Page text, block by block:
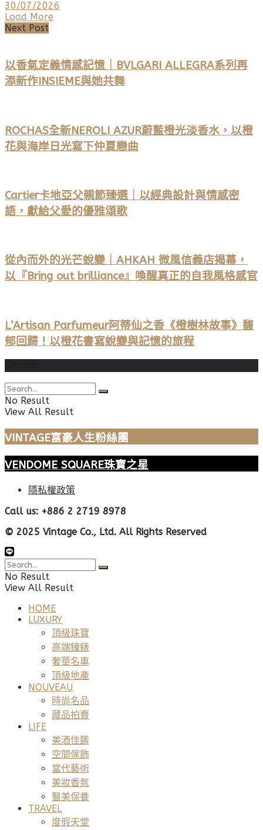
30/07/2026
Load More
Next Post
以香氣定義情感記憶｜BVLGARI ALLEGRA系列再
添新作INSIEME與她共舞
ROCHAS全新NEROLI AZUR蔚藍橙光淡香水，以橙
花與海岸日光寫下仲夏戀曲
Cartier卡地亞父親節臻選｜以經典設計與情感密
語，獻給父愛的優雅頌歌
從內而外的光芒蛻變｜AHKAH 微風信義店揭幕，
以『Bring out brilliance』喚醒真正的自我風格感官
L’Artisan Parfumeur阿蒂仙之香《橙樹林故事》馥
郁回歸！以橙花書寫蛻變與記憶的旅程
No Result
View All Result
VINTAGE富豪人生粉絲團
VENDOME SQUARE珠寶之星
隱私權政策
Call us: +886 2 2719 8978
© 2025 Vintage Co., Ltd. All Rights Reserved
No Result
View All Result
HOME
LUXURY
頂級珠寶
高端鐘錶
奢華名車
頂級地產
NOUVEAU
時尚名品
藏品拍賣
LIFE
美酒佳餚
空間傢飾
當代藝術
美妝香氛
醫美保養
TRAVEL
度假天堂